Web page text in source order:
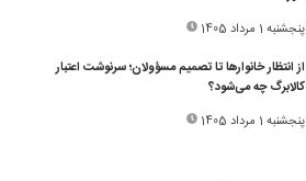
پنجشنبه 1 مرداد 1405
از انتظار خانوارها تا تصمیم مسؤولان؛ سرنوشت اعتبار
کالابرگ چه می‌شود؟
پنجشنبه 1 مرداد 1405